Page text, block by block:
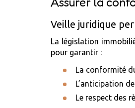
Veille juridique
La législation
pour garantir :
La conformité
L’anticipation
Le respect des